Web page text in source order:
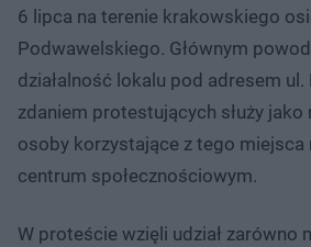
6 lipca na terenie krakowskiego
Podwawelskiego. Głównym
działalność lokalu pod adresem
zdaniem protestujących służy jako
osoby korzystające z tego miejsca
centrum społecznościowym.
W proteście wzięli udział zarówno